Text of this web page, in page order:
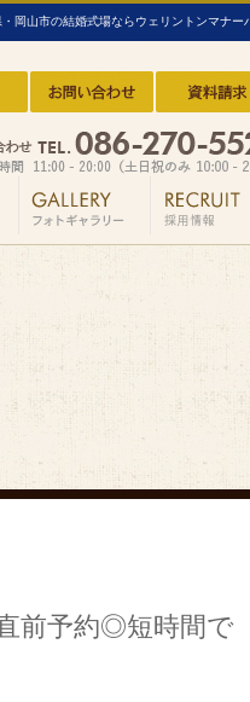
・岡山市の結婚式場ならウェリントンマナー
前予約◎短時間で